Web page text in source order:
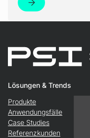
Lösungen & Trends
Produkte
Anwendungsfälle
Case Studies
Referenzkunden